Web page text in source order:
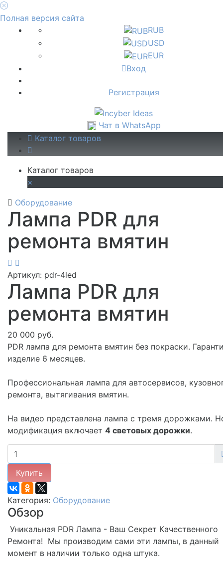
Полная версия сайта
RUB
USD
EUR
Вход
Регистрация
Чат в WhatsApp
Каталог товаров
Каталог товаров
×
Оборудование
Лампа PDR для
ремонта вмятин
Артикул: pdr-4led
Лампа PDR для
ремонта вмятин
20 000 руб.
PDR лампа для ремонта вмятин без покраски.
изделие 6 месяцев.
Профессиональная лампа для автосервисов,
ремонта, вытягивания вмятин.
На видео представлена лампа с тремя дорожками.
модификация включает 4 световых дорожки.
Купить
Категория: Оборудование
Обзор
Уникальная PDR Лампа - Ваш Секрет Качественного
Ремонта! Мы производим сами эти лампы, в данный
момент в наличии только одна штука.